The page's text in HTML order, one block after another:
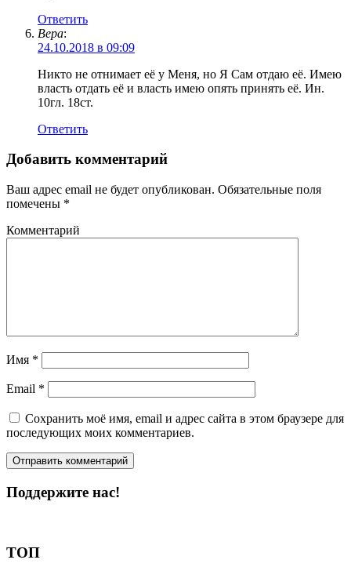
Ответить
Вера:
24.10.2018 в 09:09
Никто не отнимает её у Меня, но Я Сам отдаю её. Имею
власть отдать её и власть имею опять принять её. Ин.
10гл. 18ст.
Ответить
Добавить комментарий
Ваш адрес email не будет опубликован. Обязательные поля
помечены *
Комментарий
Имя *
Email *
Сохранить моё имя, email и адрес сайта в этом браузере для
последующих моих комментариев.
Поддержите нас!
ТОП